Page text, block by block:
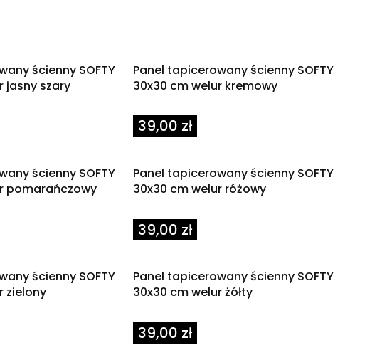
ścienny SOFTY
jasny szary
Panel tapicerowany ścienny SOFTY
30x30 cm welur kremowy
Cena
39,00 zł
ścienny SOFTY
pomarańczowy
Panel tapicerowany ścienny SOFTY
30x30 cm welur różowy
Cena
39,00 zł
ścienny SOFTY
zielony
Panel tapicerowany ścienny SOFTY
30x30 cm welur żółty
Cena
39,00 zł